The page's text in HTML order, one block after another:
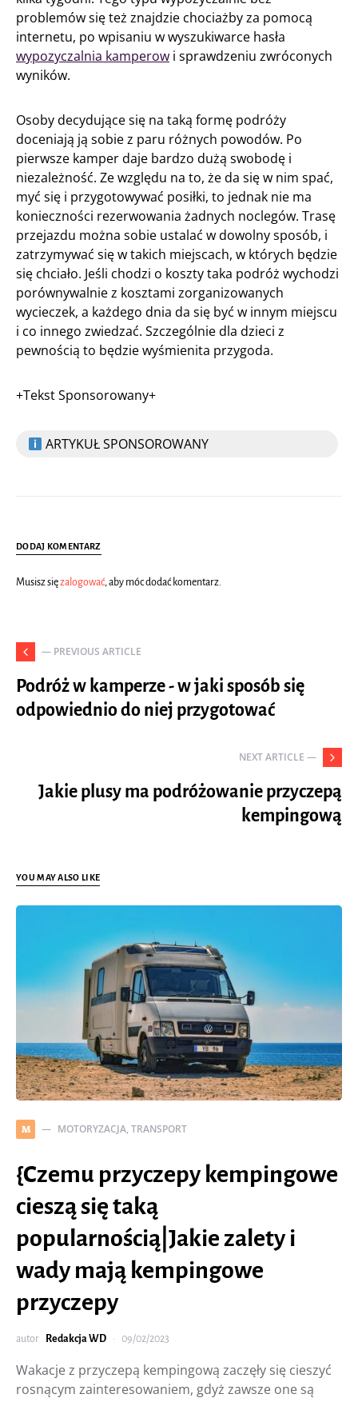
problemów się też znajdzie chociażby za pomocą
internetu, po wpisaniu w wyszukiwarce hasła
wypozyczalnia kamperow i sprawdzeniu zwróconych
wyników.
Osoby decydujące się na taką formę podróży
doceniają ją sobie z paru różnych powodów. Po
pierwsze kamper daje bardzo dużą swobodę i
niezależność. Ze względu na to, że da się w nim spać,
myć się i przygotowywać posiłki, to jednak nie ma
konieczności rezerwowania żadnych noclegów. Trasę
przejazdu można sobie ustalać w dowolny sposób, i
zatrzymywać się w takich miejscach, w których będzie
się chciało. Jeśli chodzi o koszty taka podróż wychodzi
porównywalnie z kosztami zorganizowanych
wycieczek, a każdego dnia da się być w innym miejscu
i co innego zwiedzać. Szczególnie dla dzieci z
pewnością to będzie wyśmienita przygoda.
+Tekst Sponsorowany+
ARTYKUŁ SPONSOROWANY
DODAJ KOMENTARZ
Musisz sięzalogować, aby móc dodać komentarz.
— PREVIOUS ARTICLE
Podróż w kamperze - w jaki sposób się
odpowiednio do niej przygotować
NEXT ARTICLE —
Jakie plusy ma podróżowanie przyczepą
kempingową
YOU MAY ALSO LIKE
M MOTORYZACJA, TRANSPORT
{Czemu przyczepy kempingowe
cieszą się taką
popularnością|Jakie zalety i
wady mają kempingowe
przyczepy
autor Redakcja WD 09/02/2023
Wakacje z przyczepą kempingową zaczęły się cieszyć
rosnącym zainteresowaniem, gdyż zawsze one są